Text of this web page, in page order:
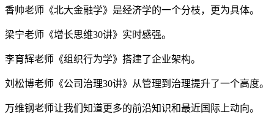
香帅老师《北大金融学》是经济学的一个分枝，更为具体。
梁宁老师《增长思维30讲》实时感强。
李育辉老师《组织行为学》搭建了企业架构。
刘松博老师《公司治理30讲》从管理到治理提升了一个高度。
万维钢老师让我们知道更多的前沿知识和最近国际上动向。